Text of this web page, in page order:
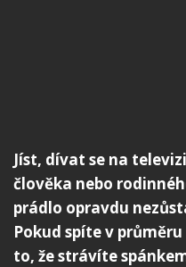
Jíst, dívat se na
člověka nebo
prádlo opravdu
Pokud spíte v
to, že strávíte